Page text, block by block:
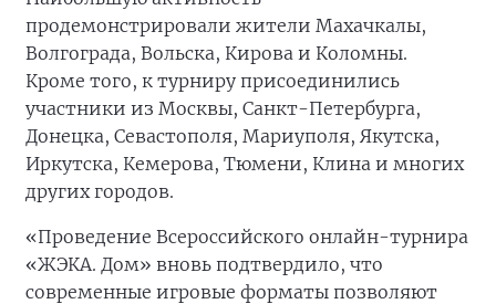
продемонстрировали жители Махачкалы,
Волгограда, Вольска, Кирова и Коломны.
Кроме того, к турниру присоединились
участники из Москвы, Санкт-Петербурга,
Донецка, Севастополя, Мариуполя, Якутска,
Иркутска, Кемерова, Тюмени, Клина и многих
других городов.
«Проведение Всероссийского онлайн-турнира
«ЖЭКА. Дом» вновь подтвердило, что
современные игровые форматы позволяют